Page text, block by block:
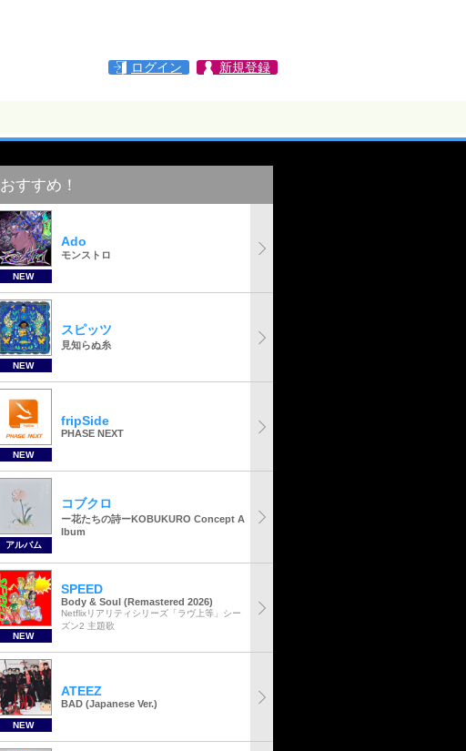
ログイン 新規登録
おすすめ！
NEW
Ado
モンストロ
NEW
スピッツ
見知らぬ糸
NEW
fripSide
PHASE NEXT
アルバム
コブクロ
ー花たちの詩ーKOBUKURO Concept A
lbum
NEW
SPEED
Body & Soul (Remastered 2026)
Netflixリアリティシリーズ「ラヴ上等」シー
ズン2 主題歌
NEW
ATEEZ
BAD (Japanese Ver.)